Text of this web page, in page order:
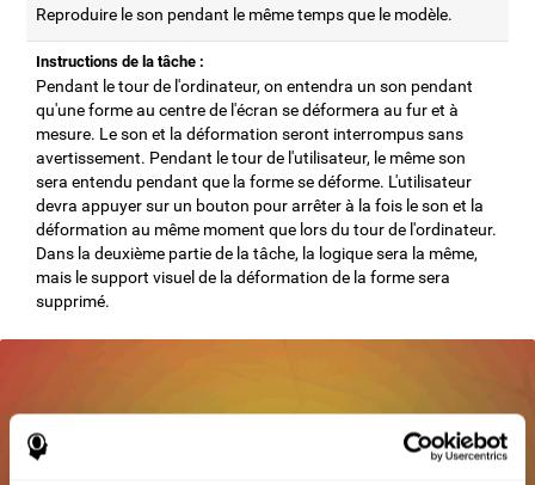
Reproduire le son pendant le même temps que le modèle.
Instructions de la tâche :
Pendant le tour de l'ordinateur, on entendra un son pendant
qu'une forme au centre de l'écran se déformera au fur et à
mesure. Le son et la déformation seront interrompus sans
avertissement. Pendant le tour de l'utilisateur, le même son
sera entendu pendant que la forme se déforme. L'utilisateur
devra appuyer sur un bouton pour arrêter à la fois le son et la
déformation au même moment que lors du tour de l'ordinateur.
Dans la deuxième partie de la tâche, la logique sera la même,
mais le support visuel de la déformation de la forme sera
supprimé.